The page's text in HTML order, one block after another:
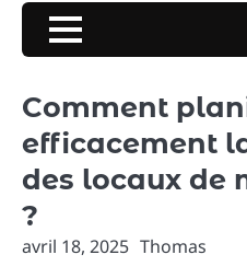
Comment
efficacement
des locaux de
?
avril 18, 2025 Thomas